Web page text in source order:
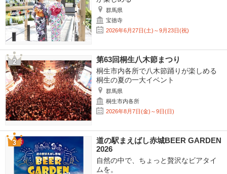
群馬県
宝徳寺
2026年6月27日(土)～9月23日(祝)
第63回桐生八木節まつり
桐生市内各所で八木節踊りが楽しめる
桐生の夏の一大イベント
群馬県
桐生市内各所
2026年8月7日(金)～9日(日)
道の駅まえばし赤城BEER GARDEN
2026
自然の中で、ちょっと贅沢なビアタイ
ムを。